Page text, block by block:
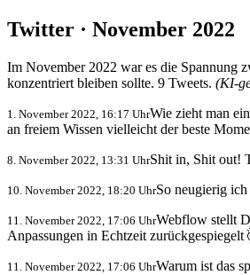
Twitter · November 2022
Im November 2022 war es die Spannung
konzentriert bleiben sollte. 9 Tweets. (KI-
1. November 2022, 16:17 UhrWie zieht man
an freiem Wissen vielleicht der beste
8. November 2022, 13:31 UhrShit in, Shit out!
10. November 2022, 18:20 UhrSo neugierig
11. November 2022, 17:06 UhrWebflow stellt
Anpassungen in Echtzeit zurückgespiegelt
11. November 2022, 17:06 UhrWarum ist das